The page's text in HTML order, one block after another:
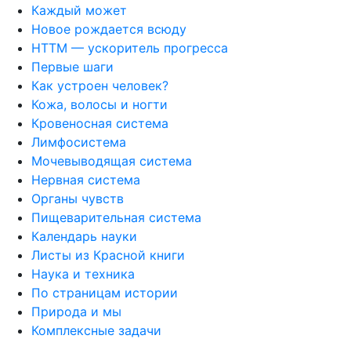
Каждый может
Новое рождается всюду
НТТМ — ускоритель прогресса
Первые шаги
Как устроен человек?
Кожа, волосы и ногти
Кровеносная система
Лимфосистема
Мочевыводящая система
Нервная система
Органы чувств
Пищеварительная система
Календарь науки
Листы из Красной книги
Наука и техника
По страницам истории
Природа и мы
Комплексные задачи